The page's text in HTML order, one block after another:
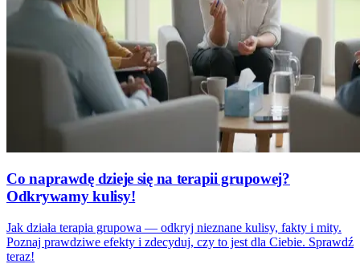
Co naprawdę dzieje się na terapii grupowej?
Odkrywamy kulisy!
Jak działa terapia grupowa — odkryj nieznane kulisy, fakty i mity.
Poznaj prawdziwe efekty i zdecyduj, czy to jest dla Ciebie. Sprawdź
teraz!